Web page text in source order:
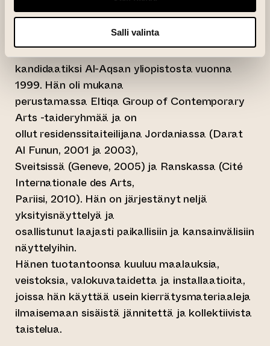
Salli valinta
SOHAIL SALEM
Sohail Salem syntyi Gazassa vuonna 1974 ja
valmistui taiteen
kandidaatiksi Al-Aqsan yliopistosta vuonna
1999. Hän oli mukana
perustamassa Eltiqa Group of Contemporary
Arts -taideryhmää ja on
ollut residenssitaiteilijana Jordaniassa (Darat
Al Funun, 2001 ja 2003),
Sveitsissä (Geneve, 2005) ja Ranskassa (Cité
Internationale des Arts,
Pariisi, 2010). Hän on järjestänyt neljä
yksityisnäyttelyä ja
osallistunut laajasti paikallisiin ja kansainvälisiin
näyttelyihin.
Hänen tuotantoonsa kuuluu maalauksia,
veistoksia, valokuvataidetta ja installaatioita,
joissa hän käyttää usein kierrätysmateriaaleja
ilmaisemaan sisäistä jännitettä ja kollektiivista
taistelua.